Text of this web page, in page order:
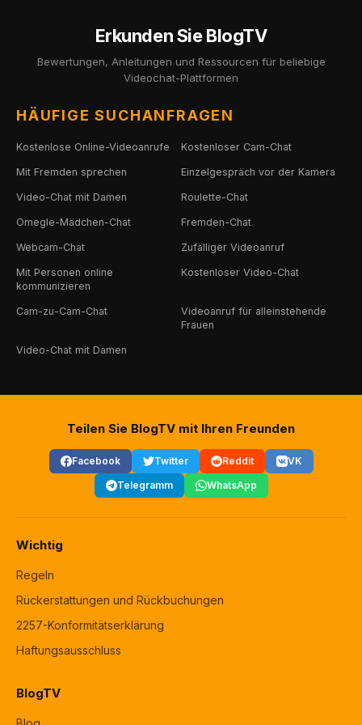
Erkunden Sie BlogTV
Bewertungen, Anleitungen und Ressourcen für beliebige
Videochat-Plattformen
HÄUFIGE SUCHANFRAGEN
Kostenlose Online-Videoanrufe Kostenloser Cam-Chat
Mit Fremden sprechen Einzelgespräch vor der Kamera
Video-Chat mit Damen Roulette-Chat
Omegle-Mädchen-Chat Fremden-Chat
Webcam-Chat Zufälliger Videoanruf
Mit Personen online
kommunizieren
Kostenloser Video-Chat
Cam-zu-Cam-Chat
Videoanruf für alleinstehende
Frauen
Video-Chat mit Damen
Teilen Sie BlogTV mit Ihren Freunden
Facebook Twitter Reddit
VK
Telegramm
WhatsApp
Wichtig
Regeln
Rückerstattungen und Rückbuchungen
2257-Konformitätserklärung
Haftungsausschluss
BlogTV